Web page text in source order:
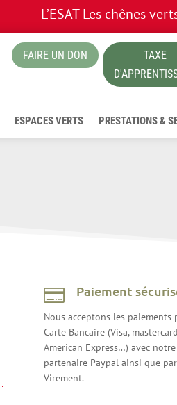
L’ESAT Les chênes
FAIRE UN DON
TAXE
ESPACES VERTS PRESTATIONS &
 Paiement
Nous acceptons les paiements
Carte Bancaire (Visa,
American Express…) avec notre
partenaire Paypal ainsi que par
Virement.